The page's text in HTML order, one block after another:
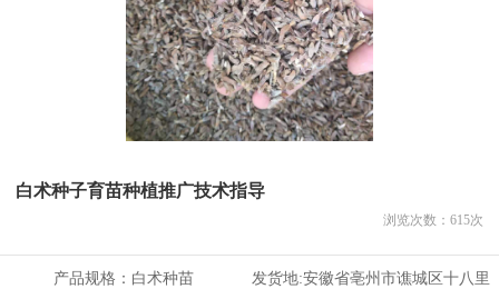
白术种子育苗种植推广技术指导
浏览次数： 615次
产品规格： 白术种苗 发货地:安徽省亳州市谯城区十八里